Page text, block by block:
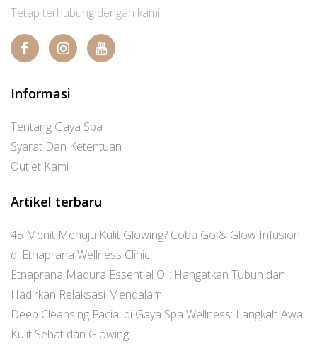
Tetap terhubung dengan kami:
Informasi
Tentang Gaya Spa
Syarat Dan Ketentuan
Outlet Kami
Artikel terbaru
45 Menit Menuju Kulit Glowing? Coba Go & Glow Infusion
di Etnaprana Wellness Clinic
Etnaprana Madura Essential Oil: Hangatkan Tubuh dan
Hadirkan Relaksasi Mendalam
Deep Cleansing Facial di Gaya Spa Wellness: Langkah Awal
Kulit Sehat dan Glowing